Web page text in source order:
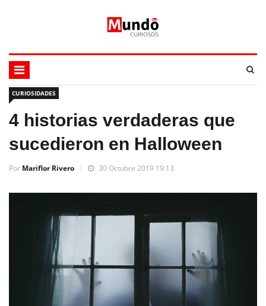
CURIOSIDADES
4 historias verdaderas que
sucedieron en Halloween
Por Mariflor Rivero 30 Octubre 2019 19:13